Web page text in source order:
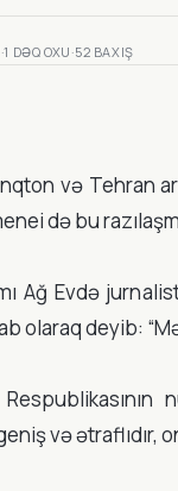
·1 DƏQ OXU ·52 BAXIŞ
və Tehran
də bu
Ağ Evdə
olaraq deyib:
və ətraflıdır,